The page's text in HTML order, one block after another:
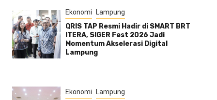
Ekonomi Lampung
QRIS TAP Resmi Hadir di SMART BRT
ITERA, SIGER Fest 2026 Jadi
Momentum Akselerasi Digital
Lampung
Ekonomi Lampung